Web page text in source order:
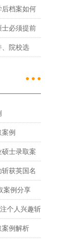
后档案如何
士必须提前
、院校选
● ● ●
例
士录取案
获英国名
案例分享
个人兴趣斩
分享
案例解析